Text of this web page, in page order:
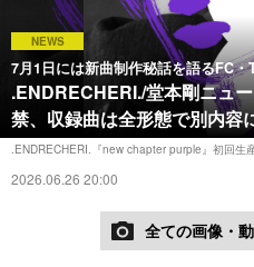
NEWS
7月1日には新曲制作秘話を語るFC
.ENDRECHERI./堂本剛ニュ
禁、収録曲は全形態で別内容
.ENDRECHERI.『new chapter purple』初回生
2026.06.26 20:00
全ての画像・